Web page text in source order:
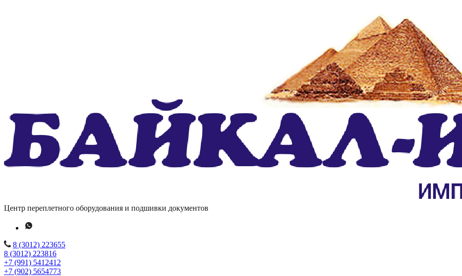
Центр переплетного оборудования и подшивки документов
8 (3012) 223655
8 (3012) 223816
+7 (991) 5412412
+7 (902) 5654773